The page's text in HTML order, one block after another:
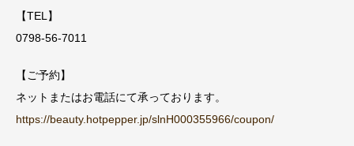
【TEL】
0798-56-7011
【ご予約】
ネットまたはお電話にて承っております。
https://beauty.hotpepper.jp/slnH000355966/coupon/